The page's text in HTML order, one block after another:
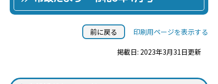
前に戻る 印刷用ページを表示する
掲載日: 2023年3月31日更新